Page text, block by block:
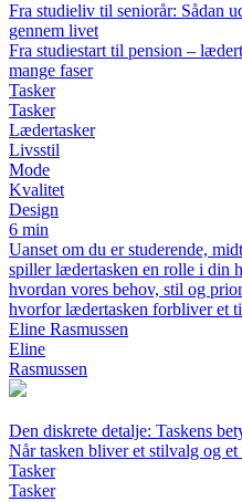
Fra studieliv til seniorår: Sådan
gennem livet
Fra studiestart til pension –
mange faser
Tasker
Tasker
Lædertasker
Livsstil
Mode
Kvalitet
Design
6 min
Uanset om du er studerende,
spiller lædertasken en rolle i din
hvordan vores behov, stil og
hvorfor lædertasken forbliver et
Eline Rasmussen
Eline
Rasmussen
Den diskrete detalje: Taskens
Når tasken bliver et stilvalg og
Tasker
Tasker